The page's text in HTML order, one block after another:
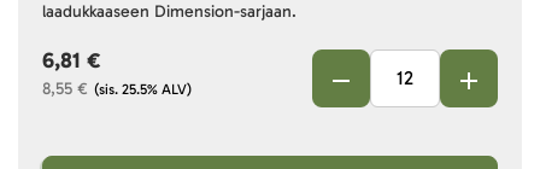
laadukkaaseen Dimension-sarjaan.
(sis. 25.5% ALV)
8,55 €
6,81 €